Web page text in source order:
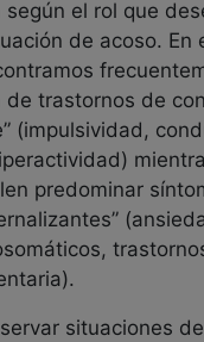
el rol que
de acoso. En
de trastornos de
(impulsividad,
predominar
situaciones